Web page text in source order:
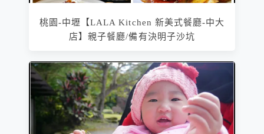
桃園-中壢【LALA Kitchen 新美式餐廳-中大
店】親子餐廳/備有決明子沙坑